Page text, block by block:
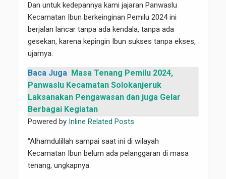
Dan untuk kedepannya kami jajaran Panwaslu
Kecamatan Ibun berkeinginan Pemilu 2024 ini
berjalan lancar tanpa ada kendala, tanpa ada
gesekan, karena kepingin Ibun sukses tanpa ekses,
ujarnya.
Baca Juga Masa Tenang Pemilu 2024,
Panwaslu Kecamatan Solokanjeruk
Laksanakan Pengawasan dan juga Gelar
Berbagai Kegiatan
Powered by Inline Related Posts
“Alhamdulillah sampai saat ini di wilayah
Kecamatan Ibun belum ada pelanggaran di masa
tenang, ungkapnya.